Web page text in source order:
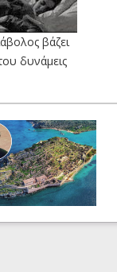
βάζει
δυνάμεις